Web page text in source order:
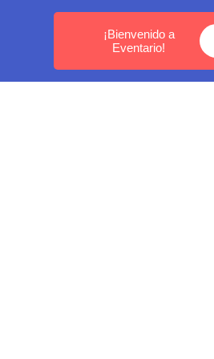
MEDELLÍN - BOGOTÁ -
¡Bienvenido a
Eventario!